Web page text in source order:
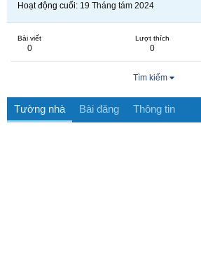
Hoạt động cuối 19 Tháng tám 2024
Bài viết
0
Lượt thích
0
Tìm kiếm
Tường nhà Bài đăng Thông tin